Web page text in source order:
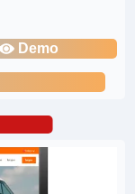
Demo